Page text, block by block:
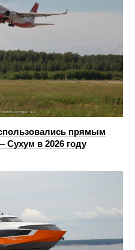
прямым
в 2026 году